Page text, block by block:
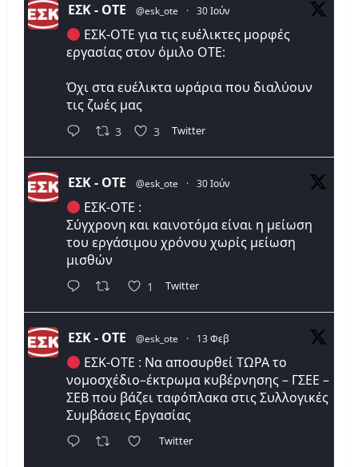
ΕΣΚ - ΟΤΕ @esk_ote · 30 Ιούν
ΕΣΚ-ΟΤΕ για τις ευέλικτες μορφές
εργασίας στον όμιλο ΟΤΕ:
Όχι στα ευέλικτα ωράρια που διαλύουν
τις ζωές μας
3 3 Twitter
ΕΣΚ - ΟΤΕ @esk_ote · 30 Ιούν
ΕΣΚ-ΟΤΕ :
Σύγχρονη και καινοτόμα είναι η μείωση
του εργάσιμου χρόνου χωρίς μείωση
μισθών
1 Twitter
ΕΣΚ - ΟΤΕ @esk_ote · 13 Φεβ
ΕΣΚ-ΟΤΕ : Να αποσυρθεί ΤΩΡΑ το
νομοσχέδιο–έκτρωμα κυβέρνησης – ΓΣΕΕ –
ΣΕΒ που βάζει ταφόπλακα στις Συλλογικές
Συμβάσεις Εργασίας
Twitter